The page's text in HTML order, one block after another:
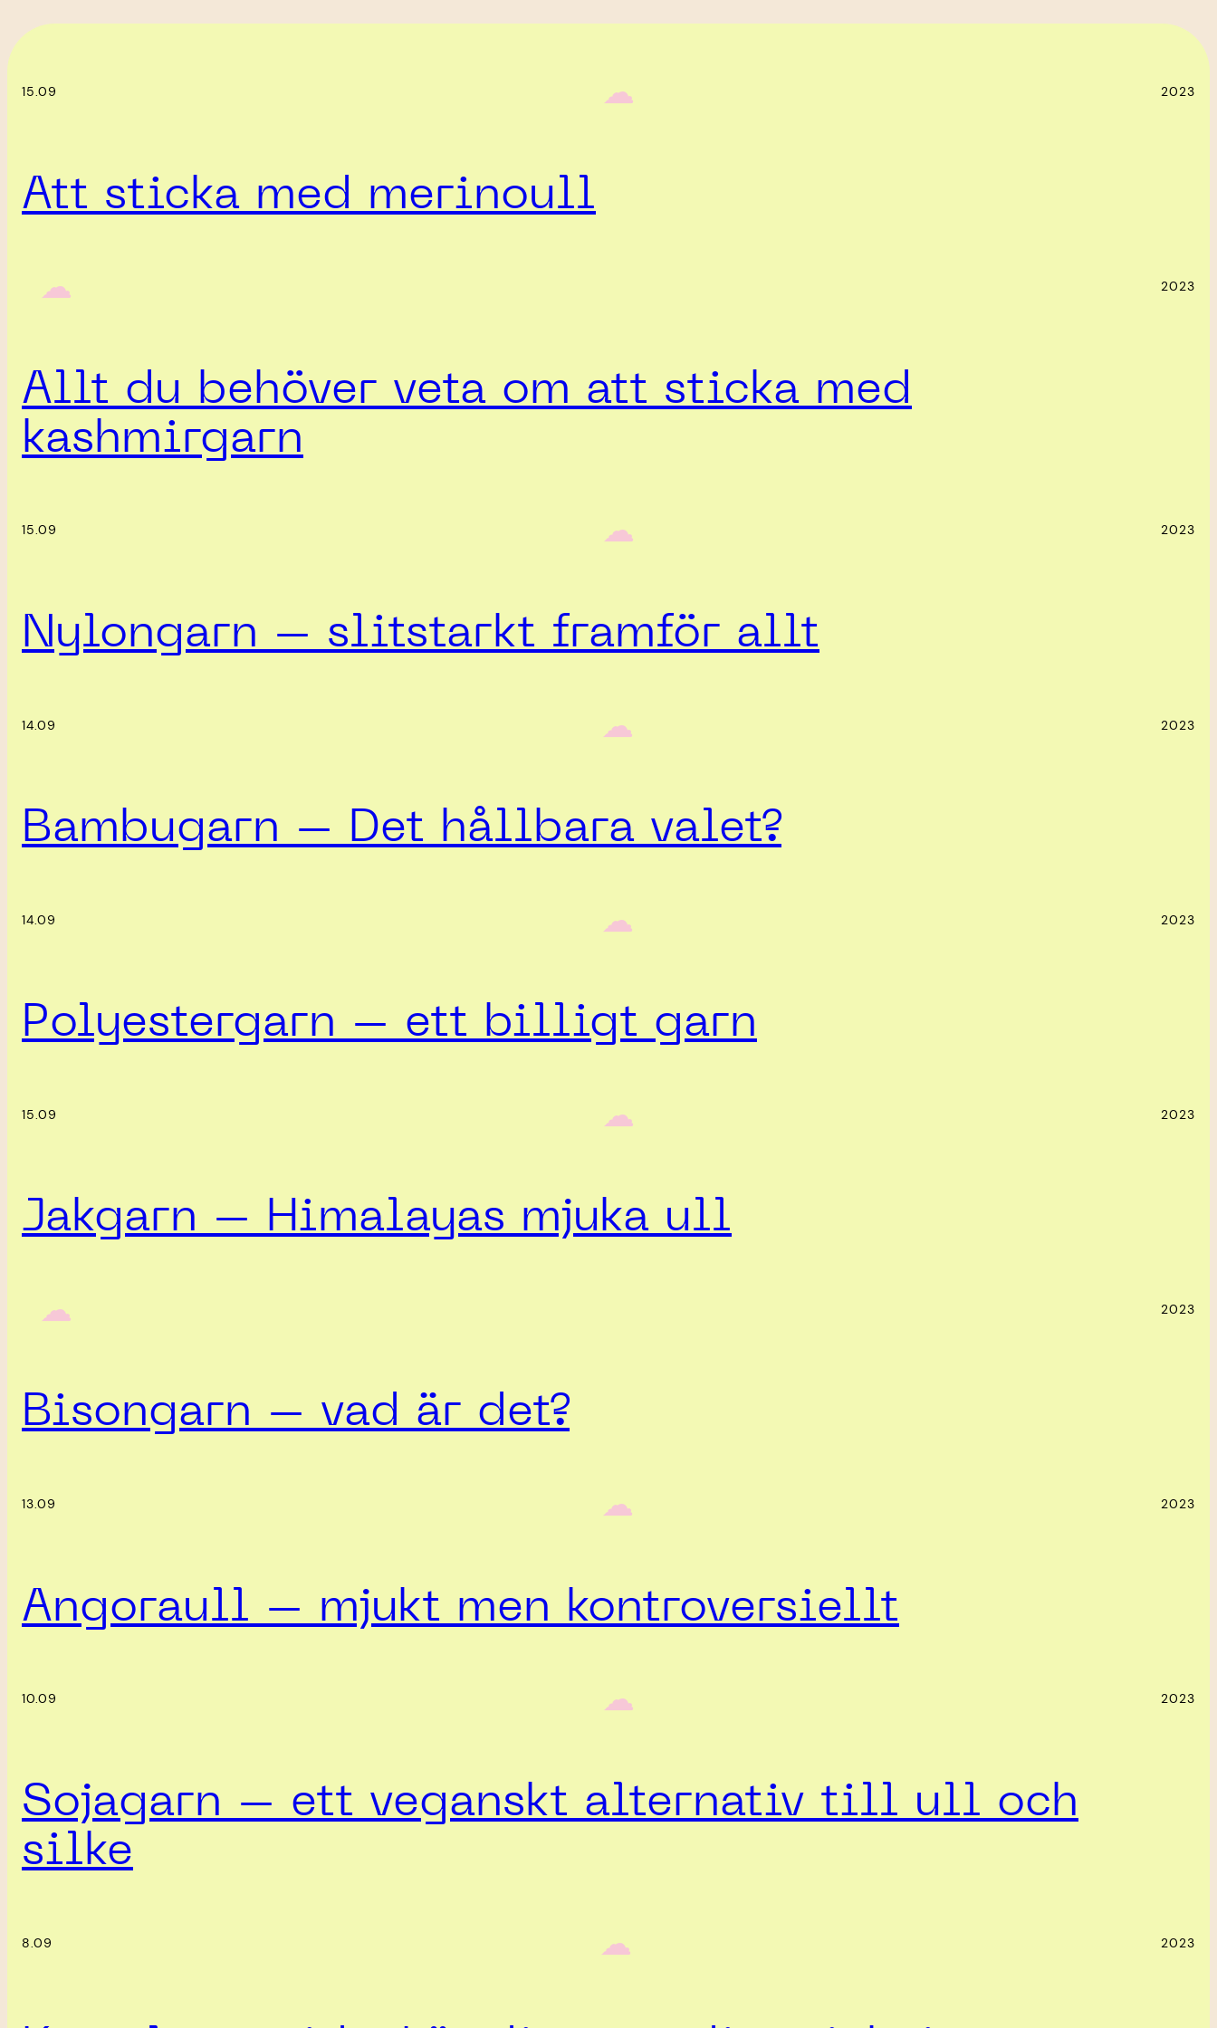
15.09 ‎ ‎‎ ☁︎‎‎ 2023
Att sticka med merinoull
‎ ‎‎ ☁︎‎‎ 2023
Allt du behöver veta om att sticka med
kashmirgarn
15.09 ‎ ‎‎ ☁︎‎‎ 2023
Nylongarn – slitstarkt framför allt
14.09 ‎ ‎‎ ☁︎‎‎ 2023
Bambugarn – Det hållbara valet?
14.09 ‎ ‎‎ ☁︎‎‎ 2023
Polyestergarn – ett billigt garn
15.09 ‎ ‎‎ ☁︎‎‎ 2023
Jakgarn – Himalayas mjuka ull
‎ ‎‎ ☁︎‎‎ 2023
Bisongarn – vad är det?
13.09 ‎ ‎‎ ☁︎‎‎ 2023
Angoraull – mjukt men kontroversiellt
10.09 ‎ ‎‎ ☁︎‎‎ 2023
Sojagarn – ett veganskt alternativ till ull och
silke
8.09 ‎ ‎‎ ☁︎‎‎ 2023